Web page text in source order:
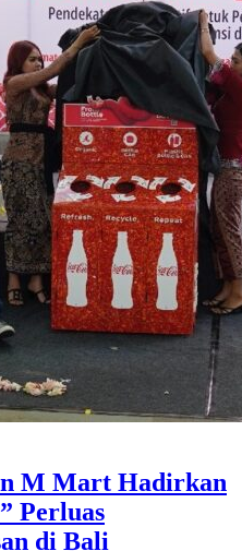
M Mart Hadirkan
Perluas
di Bali